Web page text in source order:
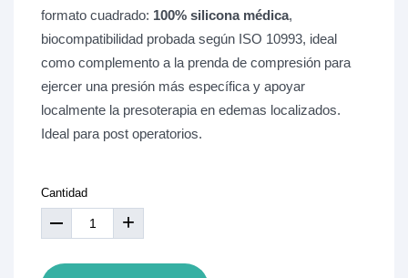
formato cuadrado: 100% silicona médica,
biocompatibilidad probada según ISO 10993, ideal
como complemento a la prenda de compresión para
ejercer una presión más específica y apoyar
localmente la presoterapia en edemas localizados.
Ideal para post operatorios.
Cantidad
+